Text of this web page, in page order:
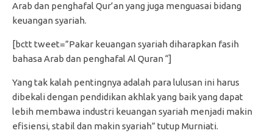
Arab dan penghafal Qur’an yang juga menguasai bidang
keuangan syariah.
[bctt tweet=”Pakar keuangan syariah diharapkan fasih
bahasa Arab dan penghafal Al Quran “]
Yang tak kalah pentingnya adalah para lulusan ini harus
dibekali dengan pendidikan akhlak yang baik yang dapat
lebih membawa industri keuangan syariah menjadi makin
efisiensi, stabil dan makin syariah” tutup Murniati.